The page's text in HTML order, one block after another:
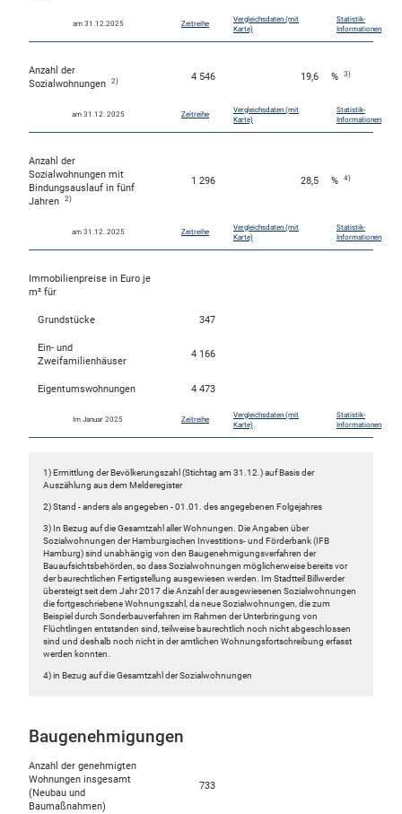
am 31.12.2025 Zeitreihe
Vergleichsdaten (mit
Karte)
Statistik-
Informationen
Anzahl der
Sozialwohnungen 2) 4 546 19,6 % 3)
am 31.12. 2025 Zeitreihe
Vergleichsdaten (mit
Karte)
Statistik-
Informationen
Anzahl der
Sozialwohnungen mit
Bindungsauslauf in fünf
Jahren 2)
1 296 28,5 % 4)
am 31.12. 2025 Zeitreihe
Vergleichsdaten (mit
Karte)
Statistik-
Informationen
Immobilienpreise in Euro je
m² für
Grundstücke 347
Ein- und
Zweifamilienhäuser
4 166
Eigentumswohnungen 4 473
Im Januar 2025 Zeitreihe
Vergleichsdaten (mit
Karte)
Statistik-
Informationen
1) Ermittlung der Bevölkerungszahl (Stichtag am 31.12.) auf Basis der
Auszählung aus dem Melderegister
2) Stand - anders als angegeben - 01.01. des angegebenen Folgejahres
3) In Bezug auf die Gesamtzahl aller Wohnungen. Die Angaben über
Sozialwohnungen der Hamburgischen Investitions- und Förderbank (IFB
Hamburg) sind unabhängig von den Baugenehmigungsverfahren der
Bauaufsichtsbehörden, so dass Sozialwohnungen möglicherweise bereits vor
der baurechtlichen Fertigstellung ausgewiesen werden. Im Stadtteil Billwerder
übersteigt seit dem Jahr 2017 die Anzahl der ausgewiesenen Sozialwohnungen
die fortgeschriebene Wohnungszahl, da neue Sozialwohnungen, die zum
Beispiel durch Sonderbauverfahren im Rahmen der Unterbringung von
Flüchtlingen entstanden sind, teilweise baurechtlich noch nicht abgeschlossen
sind und deshalb noch nicht in der amtlichen Wohnungsfortschreibung erfasst
werden konnten.
4) in Bezug auf die Gesamtzahl der Sozialwohnungen
Baugenehmigungen
Anzahl der genehmigten
Wohnungen insgesamt
(Neubau und
Baumaßnahmen)
733